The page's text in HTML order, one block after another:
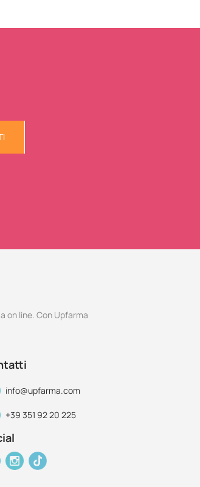
on line. Con Upfarma
info@upfarma.com
+39 351 92 20 225